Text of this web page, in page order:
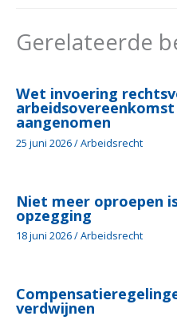
Gerelateerde
Wet invoering
aangenomen
25 juni 2026/Arbeidsrecht
Niet meer oproepen
opzegging
18 juni 2026/Arbeidsrecht
verdwijnen